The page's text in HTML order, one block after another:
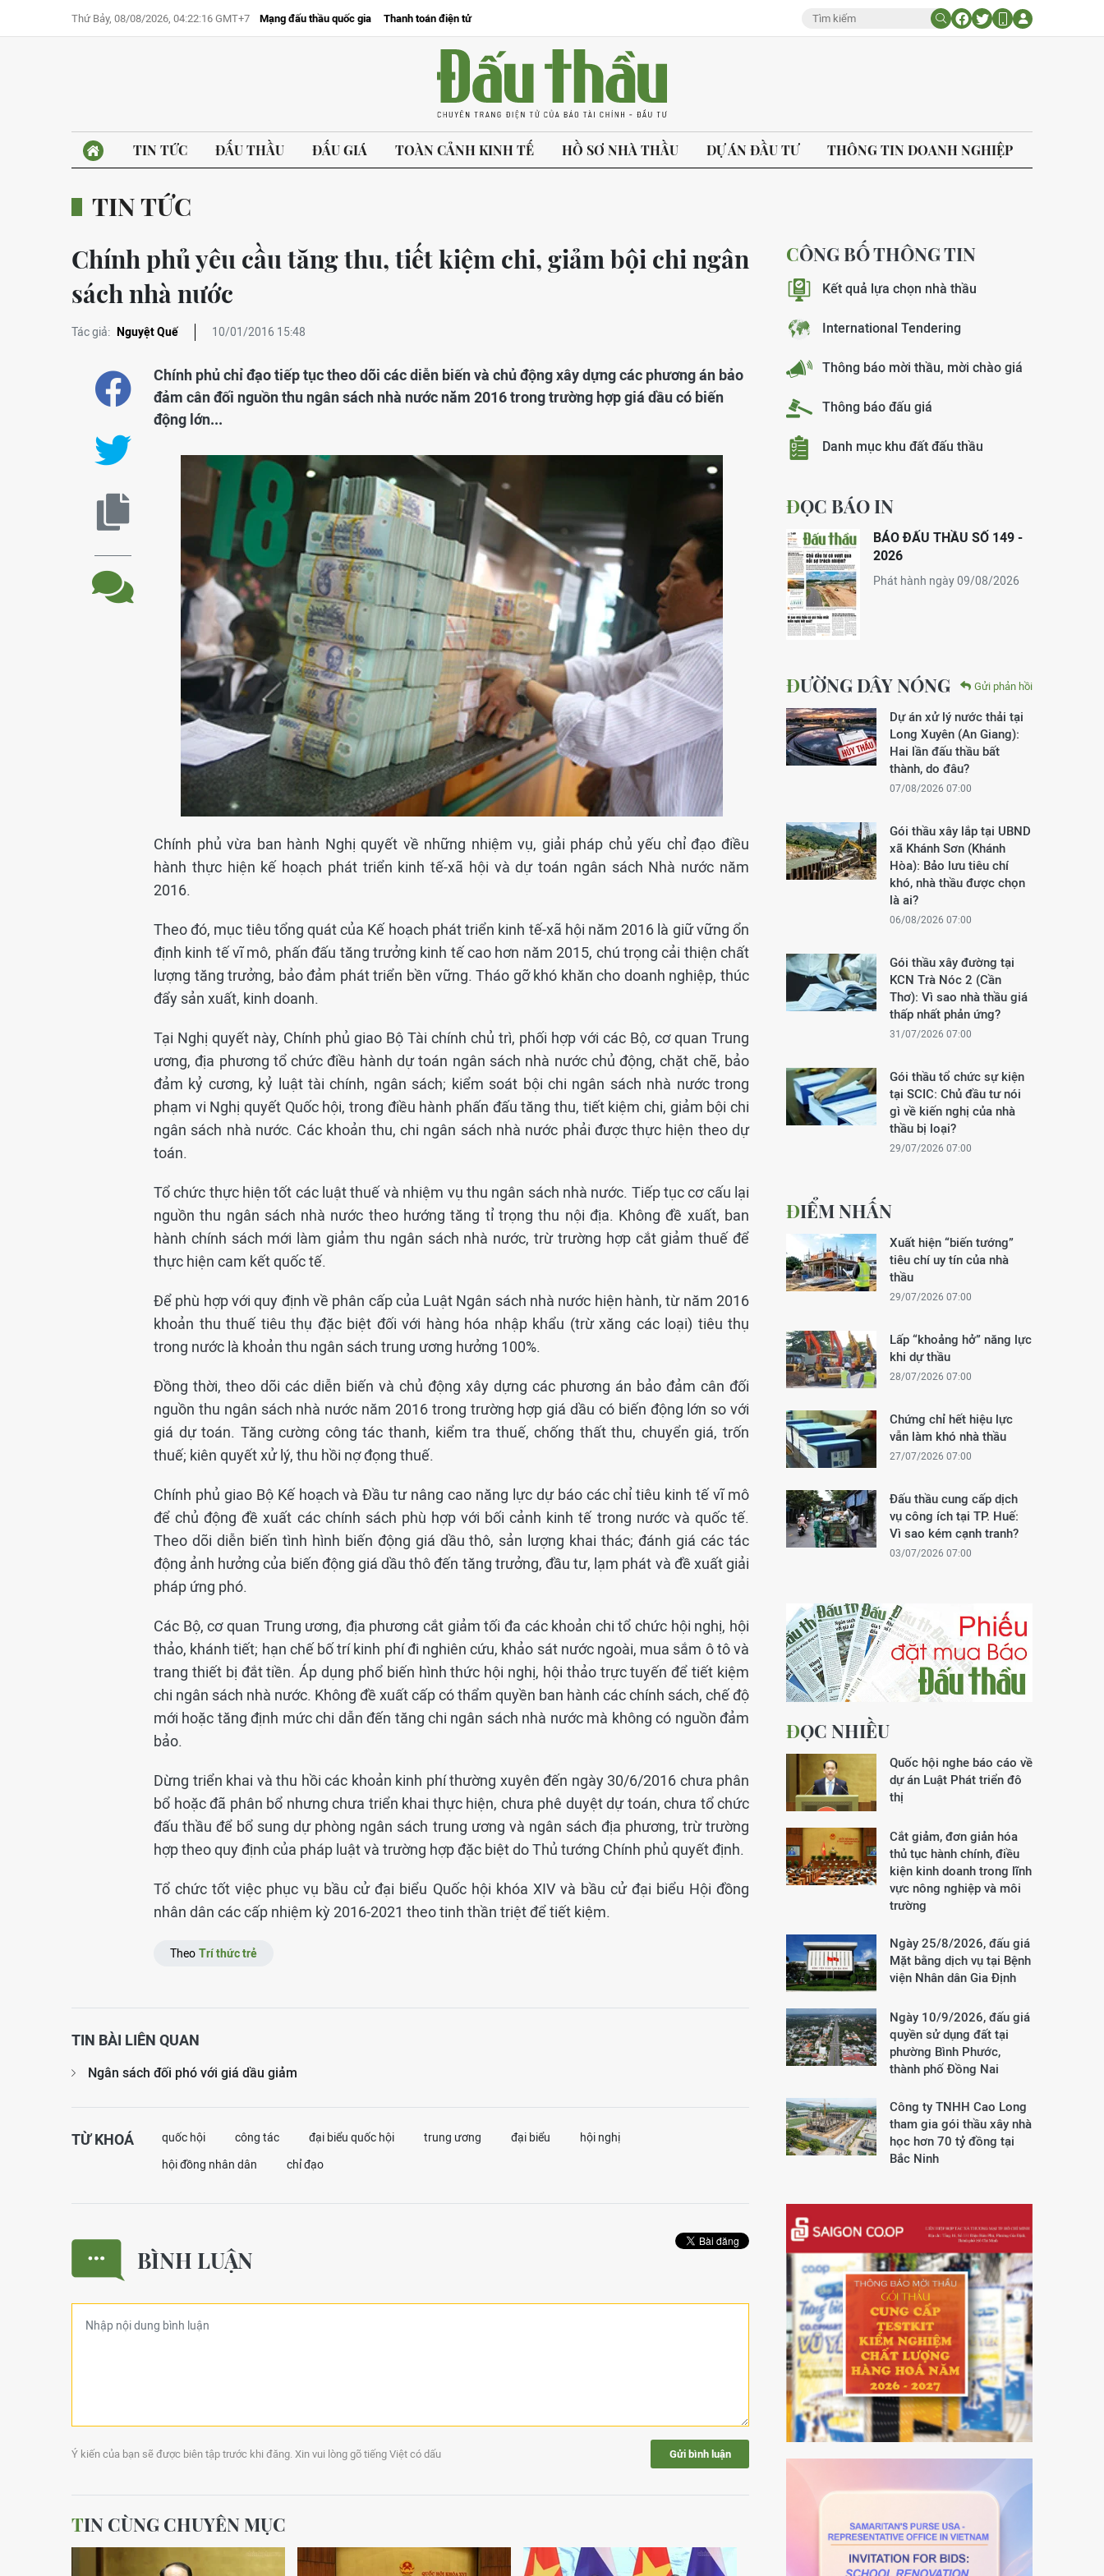
Thứ Bảy, 08/08/2026, 04:22:16 GMT+7 Mạng đấu thầu quốc gia Thanh toán điện tử
TIN TỨC ĐẤU THẦU ĐẤU GIÁ TOÀN CẢNH KINH TẾ HỒ SƠ NHÀ THẦU DỰ ÁN ĐẦU TƯ THÔNG TIN DOANH NGHIỆP
TIN TỨC
Chính phủ yêu cầu tăng thu, tiết kiệm chi, giảm bội chi ngân
sách nhà nước
Tác giả: Nguyệt Quế 10/01/2016 15:48
Chính phủ chỉ đạo tiếp tục theo dõi các diễn biến và chủ động xây dựng các phương án bảo
đảm cân đối nguồn thu ngân sách nhà nước năm 2016 trong trường hợp giá dầu có biến
động lớn...
Chính phủ vừa ban hành Nghị quyết về những nhiệm vụ, giải pháp chủ yếu chỉ đạo điều
hành thực hiện kế hoạch phát triển kinh tế-xã hội và dự toán ngân sách Nhà nước năm
2016.
Theo đó, mục tiêu tổng quát của Kế hoạch phát triển kinh tế-xã hội năm 2016 là giữ vững ổn
định kinh tế vĩ mô, phấn đấu tăng trưởng kinh tế cao hơn năm 2015, chú trọng cải thiện chất
lượng tăng trưởng, bảo đảm phát triển bền vững. Tháo gỡ khó khăn cho doanh nghiệp, thúc
đẩy sản xuất, kinh doanh.
Tại Nghị quyết này, Chính phủ giao Bộ Tài chính chủ trì, phối hợp với các Bộ, cơ quan Trung
ương, địa phương tổ chức điều hành dự toán ngân sách nhà nước chủ động, chặt chẽ, bảo
đảm kỷ cương, kỷ luật tài chính, ngân sách; kiểm soát bội chi ngân sách nhà nước trong
phạm vi Nghị quyết Quốc hội, trong điều hành phấn đấu tăng thu, tiết kiệm chi, giảm bội chi
ngân sách nhà nước. Các khoản thu, chi ngân sách nhà nước phải được thực hiện theo dự
toán.
Tổ chức thực hiện tốt các luật thuế và nhiệm vụ thu ngân sách nhà nước. Tiếp tục cơ cấu lại
nguồn thu ngân sách nhà nước theo hướng tăng tỉ trọng thu nội địa. Không đề xuất, ban
hành chính sách mới làm giảm thu ngân sách nhà nước, trừ trường hợp cắt giảm thuế để
thực hiện cam kết quốc tế.
Để phù hợp với quy định về phân cấp của Luật Ngân sách nhà nước hiện hành, từ năm 2016
khoản thu thuế tiêu thụ đặc biệt đối với hàng hóa nhập khẩu (trừ xăng các loại) tiêu thụ
trong nước là khoản thu ngân sách trung ương hưởng 100%.
Đồng thời, theo dõi các diễn biến và chủ động xây dựng các phương án bảo đảm cân đối
nguồn thu ngân sách nhà nước năm 2016 trong trường hợp giá dầu có biến động lớn so với
giá dự toán. Tăng cường công tác thanh, kiểm tra thuế, chống thất thu, chuyển giá, trốn
thuế; kiên quyết xử lý, thu hồi nợ đọng thuế.
Chính phủ giao Bộ Kế hoạch và Đầu tư nâng cao năng lực dự báo các chỉ tiêu kinh tế vĩ mô
để chủ động đề xuất các chính sách phù hợp với bối cảnh kinh tế trong nước và quốc tế.
Theo dõi diễn biến tình hình biến động giá dầu thô, sản lượng khai thác; đánh giá các tác
động ảnh hưởng của biến động giá dầu thô đến tăng trưởng, đầu tư, lạm phát và đề xuất giải
pháp ứng phó.
Các Bộ, cơ quan Trung ương, địa phương cắt giảm tối đa các khoản chi tổ chức hội nghị, hội
thảo, khánh tiết; hạn chế bố trí kinh phí đi nghiên cứu, khảo sát nước ngoài, mua sắm ô tô và
trang thiết bị đắt tiền. Áp dụng phổ biến hình thức hội nghị, hội thảo trực tuyến để tiết kiệm
chi ngân sách nhà nước. Không đề xuất cấp có thẩm quyền ban hành các chính sách, chế độ
mới hoặc tăng định mức chi dẫn đến tăng chi ngân sách nhà nước mà không có nguồn đảm
bảo.
Dừng triển khai và thu hồi các khoản kinh phí thường xuyên đến ngày 30/6/2016 chưa phân
bổ hoặc đã phân bổ nhưng chưa triển khai thực hiện, chưa phê duyệt dự toán, chưa tổ chức
đấu thầu để bổ sung dự phòng ngân sách trung ương và ngân sách địa phương, trừ trường
hợp theo quy định của pháp luật và trường hợp đặc biệt do Thủ tướng Chính phủ quyết định.
Tổ chức tốt việc phục vụ bầu cử đại biểu Quốc hội khóa XIV và bầu cử đại biểu Hội đồng
nhân dân các cấp nhiệm kỳ 2016-2021 theo tinh thần triệt để tiết kiệm.
Theo Trí thức trẻ
TIN BÀI LIÊN QUAN
Ngân sách đối phó với giá dầu giảm
TỪ KHOÁ quốc hội công tác đại biểu quốc hội trung ương đại biểu hội nghị
hội đồng nhân dân chỉ đạo
BÌNH LUẬN
Ý kiến của bạn sẽ được biên tập trước khi đăng. Xin vui lòng gõ tiếng Việt có dấu Gửi bình luận
TIN CÙNG CHUYÊN MỤC
CÔNG BỐ THÔNG TIN
Kết quả lựa chọn nhà thầu
International Tendering
Thông báo mời thầu, mời chào giá
Thông báo đấu giá
Danh mục khu đất đấu thầu
ĐỌC BÁO IN
BÁO ĐẤU THẦU SỐ 149 -
2026
Phát hành ngày 09/08/2026
ĐƯỜNG DÂY NÓNG Gửi phản hồi
Dự án xử lý nước thải tại
Long Xuyên (An Giang):
Hai lần đấu thầu bất
thành, do đâu?
07/08/2026 07:00
Gói thầu xây lắp tại UBND
xã Khánh Sơn (Khánh
Hòa): Bảo lưu tiêu chí
khó, nhà thầu được chọn
là ai?
06/08/2026 07:00
Gói thầu xây đường tại
KCN Trà Nóc 2 (Cần
Thơ): Vì sao nhà thầu giá
thấp nhất phản ứng?
31/07/2026 07:00
Gói thầu tổ chức sự kiện
tại SCIC: Chủ đầu tư nói
gì về kiến nghị của nhà
thầu bị loại?
29/07/2026 07:00
ĐIỂM NHẤN
Xuất hiện “biến tướng”
tiêu chí uy tín của nhà
thầu
29/07/2026 07:00
Lấp “khoảng hở” năng lực
khi dự thầu
28/07/2026 07:00
Chứng chỉ hết hiệu lực
vẫn làm khó nhà thầu
27/07/2026 07:00
Đấu thầu cung cấp dịch
vụ công ích tại TP. Huế:
Vì sao kém cạnh tranh?
03/07/2026 07:00
ĐỌC NHIỀU
Quốc hội nghe báo cáo về
dự án Luật Phát triển đô
thị
Cắt giảm, đơn giản hóa
thủ tục hành chính, điều
kiện kinh doanh trong lĩnh
vực nông nghiệp và môi
trường
Ngày 25/8/2026, đấu giá
Mặt bằng dịch vụ tại Bệnh
viện Nhân dân Gia Định
Ngày 10/9/2026, đấu giá
quyền sử dụng đất tại
phường Bình Phước,
thành phố Đồng Nai
Công ty TNHH Cao Long
tham gia gói thầu xây nhà
học hơn 70 tỷ đồng tại
Bắc Ninh